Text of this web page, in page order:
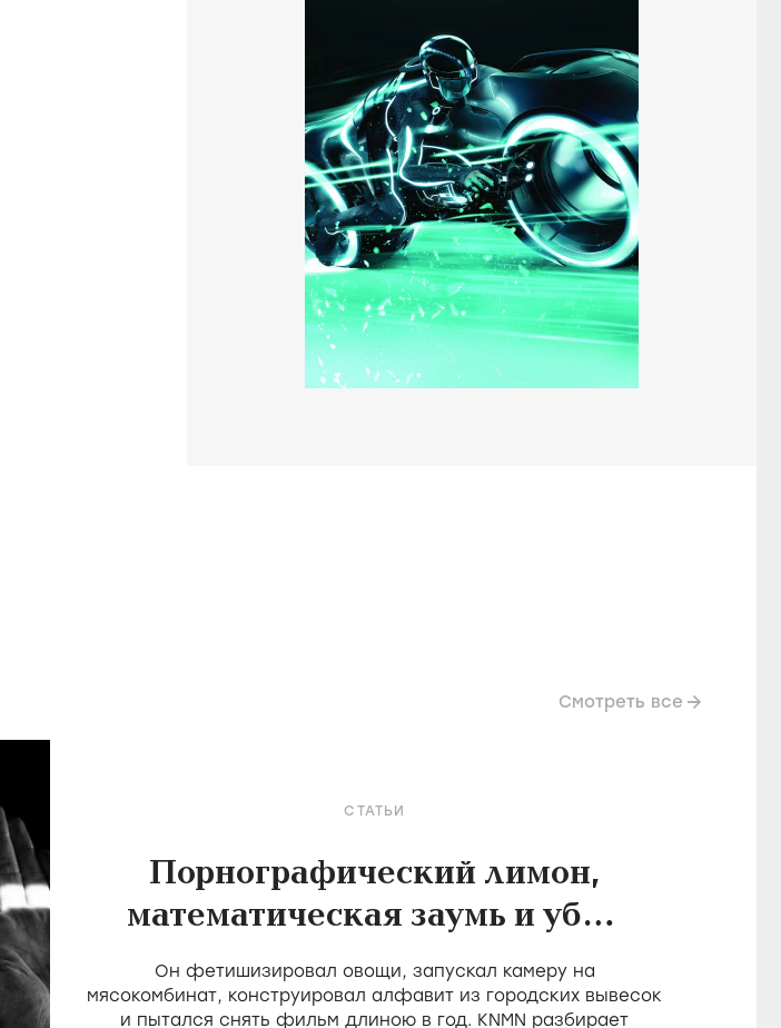
Смотреть все
СТАТЬИ
Порнографический лимон,
математическая заумь и убой
скота в фильмах Холлиса
Фрэмптона
Он фетишизировал овощи, запускал камеру на
мясокомбинат, конструировал алфавит из городских вывесок
и пытался снять фильм длиною в год. KNMN разбирает